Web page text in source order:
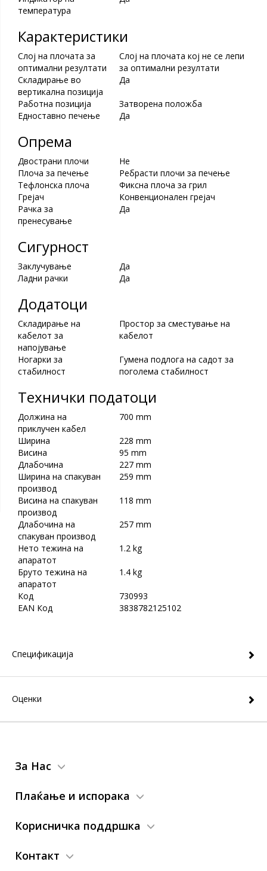
температура
Карактеристики
Слој на плочата за
оптимални резултати
Слој на плочата кој не се лепи
за оптимални резултати
Складирање во
вертикална позиција
Да
Работна позиција
Затворена положба
Едноставно печење
Да
Опрема
Двострани плочи
Не
Плоча за печење
Ребрасти плочи за печење
Тефлонска плоча
Фиксна плоча за грил
Грејач
Конвенционален грејач
Рачка за
пренесување
Да
Сигурност
Заклучување
Да
Ладни рачки
Да
Додатоци
Складирање на
кабелот за
напојување
Простор за сместување на
кабелот
Ногарки за
стабилност
Гумена подлога на садот за
поголема стабилност
Технички податоци
Должина на
приклучен кабел
700 mm
Ширина
228 mm
Висина
95 mm
Длабочина
227 mm
Ширина на спакуван
производ
259 mm
Висина на спакуван
производ
118 mm
Длабочина на
спакуван производ
257 mm
Нето тежина на
апаратот
1.2 kg
Бруто тежина на
апаратот
1.4 kg
Код
730993
EAN Код
3838782125102
Спецификација
Оценки
За Нас
Плаќање и испорака
Корисничка поддршка
Контакт